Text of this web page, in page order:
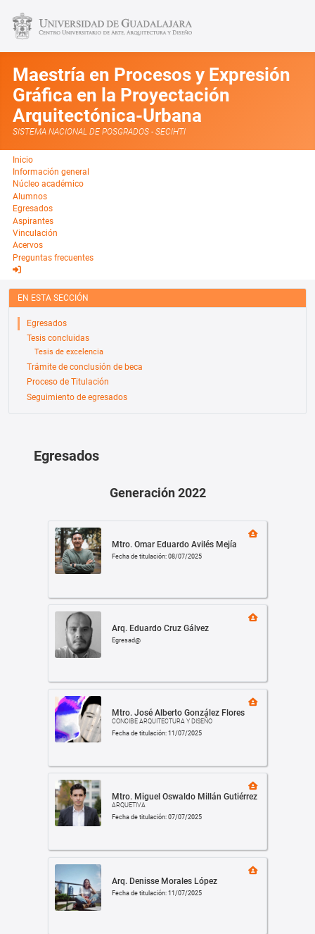
Maestría en Procesos y Expresión
Gráfica en la Proyectación
Arquitectónica-Urbana
SISTEMA NACIONAL DE POSGRADOS - SECIHTI
Inicio
Información general
Núcleo académico
Alumnos
Egresados
Aspirantes
Vinculación
Acervos
Preguntas frecuentes
EN ESTA SECCIÓN
Egresados
Tesis concluidas
Tesis de excelencia
Trámite de conclusión de beca
Proceso de Titulación
Seguimiento de egresados
Egresados
Generación 2022
Mtro. Omar Eduardo Avilés Mejía
Fecha de titulación: 08/07/2025
Arq. Eduardo Cruz Gálvez
Egresad@
Mtro. José Alberto González Flores
CONCIBE ARQUITECTURA Y DISEÑO
Fecha de titulación: 11/07/2025
Mtro. Miguel Oswaldo Millán Gutiérrez
ARQUETIVA
Fecha de titulación: 07/07/2025
Arq. Denisse Morales López
Fecha de titulación: 11/07/2025